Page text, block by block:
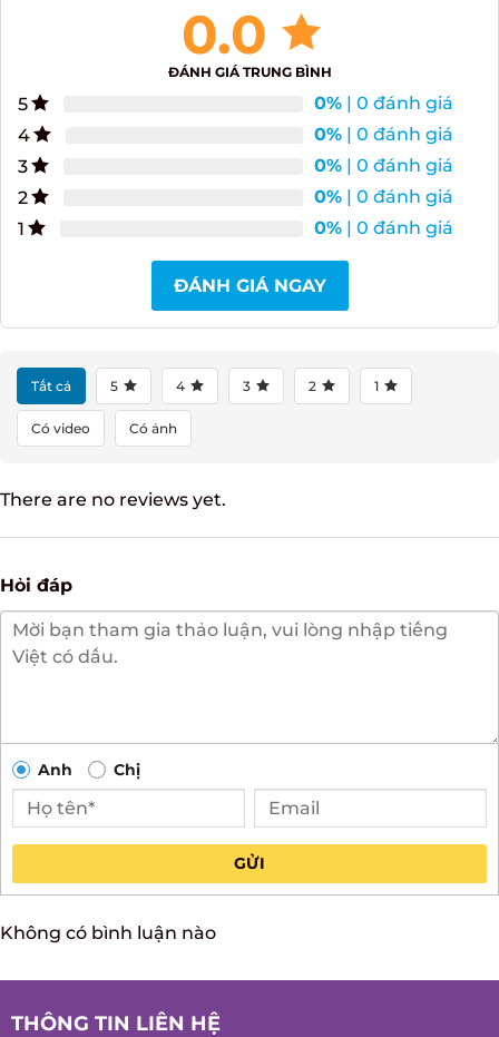
0.0
ĐÁNH GIÁ TRUNG BÌNH
5 0% | 0 đánh giá
4
0% | 0 đánh giá
3
0% | 0 đánh giá
2
0% | 0 đánh giá
1
0% | 0 đánh giá
ĐÁNH GIÁ NGAY
Tất cả 5 4 3 2 1
Có video Có ảnh
There are no reviews yet.
Hỏi đáp
Anh Chị
GỬI
Không có bình luận nào
THÔNG TIN LIÊN HỆ